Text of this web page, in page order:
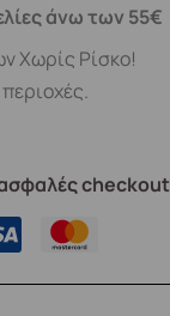
άνω των 55€
Χωρίς Ρίσκο!
checkout